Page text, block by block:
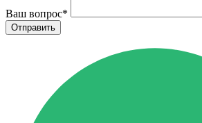
Ваш вопрос*